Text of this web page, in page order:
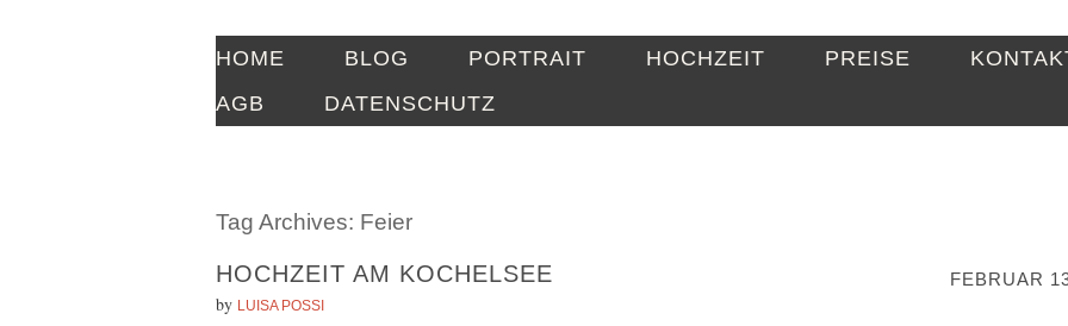
HOME BLOG PORTRAIT HOCHZEIT PREISE
AGB
DATENSCHUTZ
Tag Archives: Feier
FEBRUAR
HOCHZEIT AM KOCHELSEE
by LUISA POSSI